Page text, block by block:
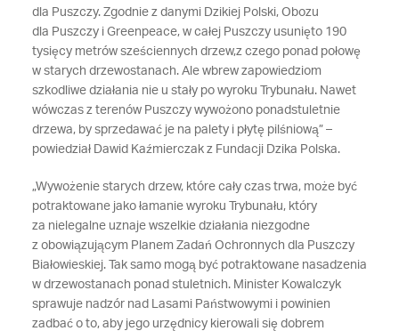
dla Puszczy. Zgodnie z danymi Dzikiej Polski, Obozu
dla Puszczy i Greenpeace, w całej Puszczy usunięto 190
tysięcy metrów sześciennych drzew,z czego ponad połowę
w starych drzewostanach. Ale wbrew zapowiedziom
szkodliwe działania nie u stały po wyroku Trybunału. Nawet
wówczas z terenów Puszczy wywożono ponadstuletnie
drzewa, by sprzedawać je na palety i płytę pilśniową” –
powiedział Dawid Kaźmierczak z Fundacji Dzika Polska.
„Wywożenie starych drzew, które cały czas trwa, może być
potraktowane jako łamanie wyroku Trybunału, który
za nielegalne uznaje wszelkie działania niezgodne
z obowiązującym Planem Zadań Ochronnych dla Puszczy
Białowieskiej. Tak samo mogą być potraktowane nasadzenia
w drzewostanach ponad stuletnich. Minister Kowalczyk
sprawuje nadzór nad Lasami Państwowymi i powinien
zadbać o to, aby jego urzędnicy kierowali się dobrem